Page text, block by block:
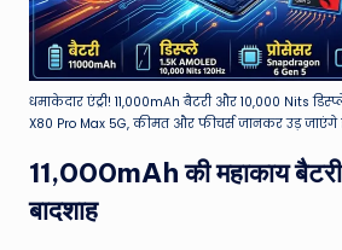
धमाकेदार एंट्री! 11,000mAh बैटरी और 10,000 Nits
X80 Pro Max 5G, कीमत और फीचर्स जानकर उड़ जाएंगे
11,000mAh की महाकाय
बादशाह